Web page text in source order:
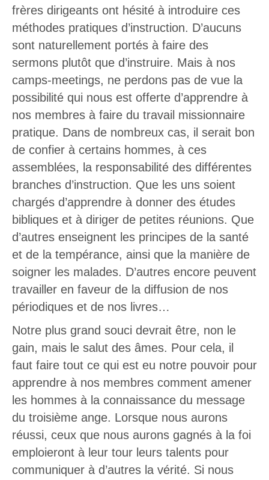
frères dirigeants ont hésité à introduire ces
méthodes pratiques d’instruction. D’aucuns
sont naturellement portés à faire des
sermons plutôt que d’instruire. Mais à nos
camps-meetings, ne perdons pas de vue la
possibilité qui nous est offerte d’apprendre à
nos membres à faire du travail missionnaire
pratique. Dans de nombreux cas, il serait bon
de confier à certains hommes, à ces
assemblées, la responsabilité des différentes
branches d’instruction. Que les uns soient
chargés d’apprendre à donner des études
bibliques et à diriger de petites réunions. Que
d’autres enseignent les principes de la santé
et de la tempérance, ainsi que la manière de
soigner les malades. D’autres encore peuvent
travailler en faveur de la diffusion de nos
périodiques et de nos livres…
Notre plus grand souci devrait être, non le
gain, mais le salut des âmes. Pour cela, il
faut faire tout ce qui est eu notre pouvoir pour
apprendre à nos membres comment amener
les hommes à la connaissance du message
du troisième ange. Lorsque nous aurons
réussi, ceux que nous aurons gagnés à la foi
emploieront à leur tour leurs talents pour
communiquer à d’autres la vérité. Si nous